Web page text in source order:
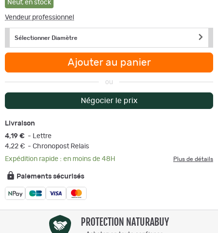
Neuf, en stock
Vendeur professionnel
Sélectionner Diamètre
Ajouter au panier
ou
Négocier le prix
Livraison
4,19 € - Lettre
4,22 € - Chronopost Relais
Expédition rapide : en moins de 48H
Plus de détails
Paiements sécurisés
PROTECTION NATURABUY